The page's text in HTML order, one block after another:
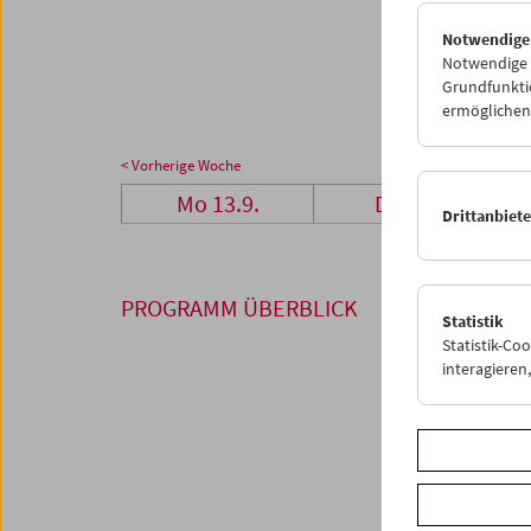
04
< Vorherige Woche
Mo 13.9. Di 14.9.
PROGRAMM ÜBERBLICK
Notwendige
Statistik
Statistik-